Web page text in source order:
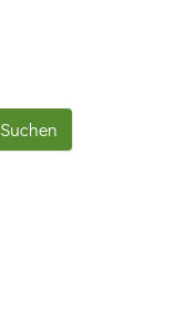
Suchen